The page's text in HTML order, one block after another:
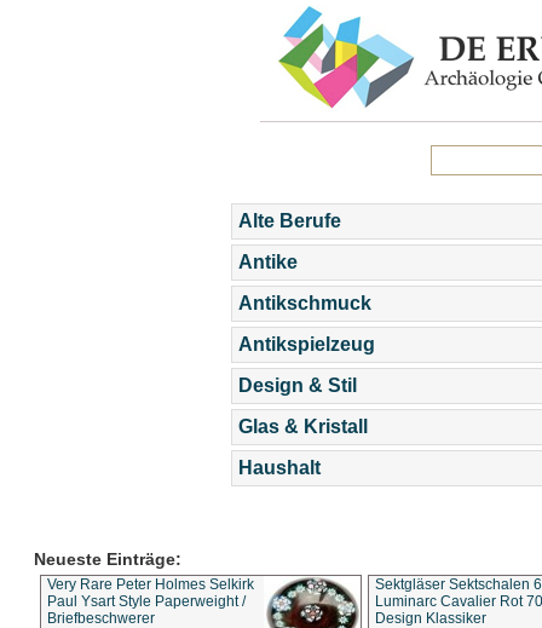
Alte Berufe
Antike
Antikschmuck
Antikspielzeug
Design & Stil
Glas & Kristall
Haushalt
Neueste Einträge:
Very Rare Peter Holmes Selkirk
Paul Ysart Style Paperweight /
Briefbeschwerer
Sektgläser Sektschalen
Luminarc Cavalier Rot
Design Klassiker